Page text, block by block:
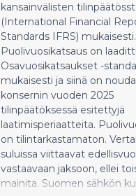
kansainvälisten
(International Financial
Standards IFRS) mukaisesti.
Puolivuosikatsaus on
Osavuosikatsaukset -
mukaisesti ja siinä on
konsernin vuoden 2025
tilinpäätöksessä esitettyjä
laatimisperiaatteita.
on tilintarkastamaton.
suluissa viittaavat
vastaavaan jaksoon, ellei
mainita. Suomen sähkön